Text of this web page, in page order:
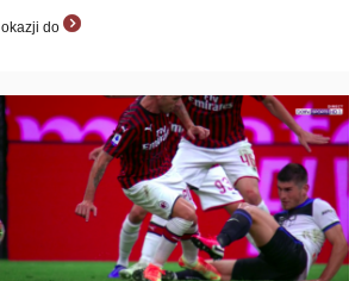
okazji do